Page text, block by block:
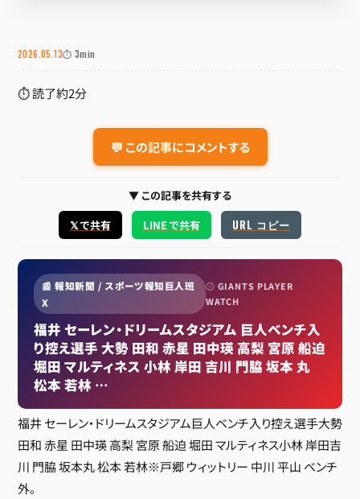
2026.05.13⏱ 3min
⏱ 読了約2分
💬 この記事にコメントする
▼ この記事を共有する
𝕏 で共有
LINE で共有 URL コピー
📰 報知新聞 / スポーツ報知巨人班
X
⚾ GIANTS PLAYER
WATCH
福井 セーレン・ドリームスタジアム 巨人ベンチ入
り控え選手 大勢 田和 赤星 田中瑛 高梨 宮原 船迫
堀田 マルティネス 小林 岸田 吉川 門脇 坂本 丸
松本 若林 …
福井 セーレン・ドリームスタジアム巨人ベンチ入り控え選手大勢
田和 赤星 田中瑛 高梨 宮原 船迫 堀田 マルティネス小林 岸田吉
川 門脇 坂本丸 松本 若林※戸郷 ウィットリー 中川 平山 ベンチ
外。